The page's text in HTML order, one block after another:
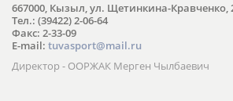
667000, Кызыл, ул. Щетинкина-Кравченко,
Тел.: (39422) 2-06-64
Факс: 2-33-09
E-mail: tuvasport@mail.ru
Директор - ООРЖАК Мерген Чылбаевич